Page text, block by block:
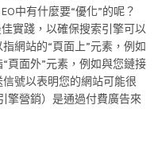
中有什麼要“優化”的呢？
實踐，以確保搜索引擎可以
網站的“頁面上”元素，例如
頁面外”元素，例如與您鏈接
號以表明您的網站可能很
擎營銷）是通過付費廣告來